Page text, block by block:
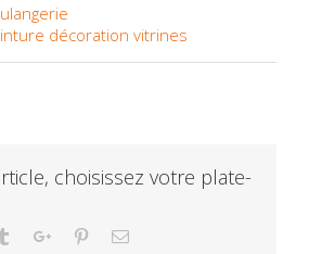
décoration vitrines
choisissez votre plate-
TumblrGoogle+PinterestEmail